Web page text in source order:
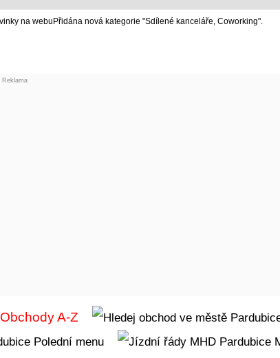
Přidána nová kategorie "Sdílené kanceláře, Coworking".
Reklama
Obchody A-Z
Polední menu